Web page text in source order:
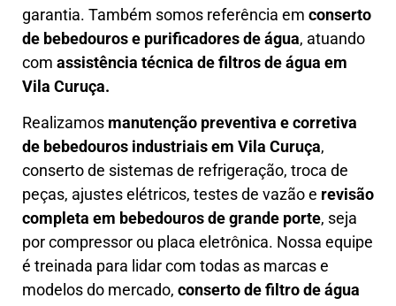
garantia. Também somos referência em conserto
de bebedouros e purificadores de água, atuando
com assistência técnica de filtros de água em
Vila Curuça.
Realizamos manutenção preventiva e corretiva
de bebedouros industriais em Vila Curuça,
conserto de sistemas de refrigeração, troca de
peças, ajustes elétricos, testes de vazão e revisão
completa em bebedouros de grande porte, seja
por compressor ou placa eletrônica. Nossa equipe
é treinada para lidar com todas as marcas e
modelos do mercado, conserto de filtro de água